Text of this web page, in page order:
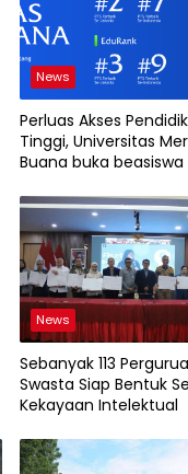
News
Perluas Akses
Tinggi, Universitas
Buana buka beasiswa
News
Sebanyak 113
Swasta Siap Bentuk
Kekayaan Intelektual